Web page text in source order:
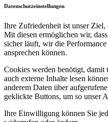
Datenschutzeinstellungen
Ihre Zufriedenheit ist unser
Mit diesen ermöglichen wir,
sicher läuft, wir die
ansprechen können.
Cookies werden benötigt, damit
auch externe Inhalte lesen
anderem Daten über
geklickte Buttons, um so unser
Ihre Einwilligung können Sie